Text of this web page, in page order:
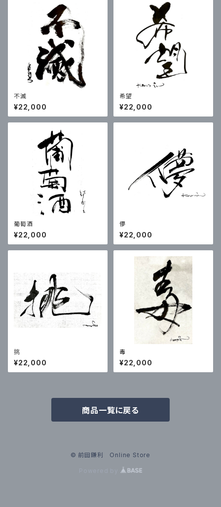
不滅
¥22,000
希望
¥22,000
葡萄酒
¥22,000
儚
¥22,000
挑
¥22,000
毒
¥22,000
商品一覧に戻る
© 前田鎌利 Online Store